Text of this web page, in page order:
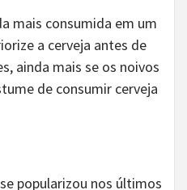
mais consumida em um
a cerveja antes de
ainda mais se os noivos
de consumir cerveja
popularizou nos últimos